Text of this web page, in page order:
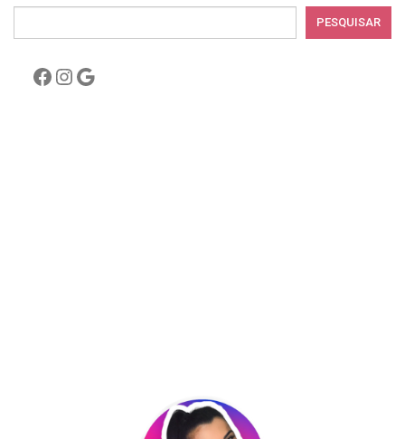
PESQUISAR
Facebook
Instagram
Google